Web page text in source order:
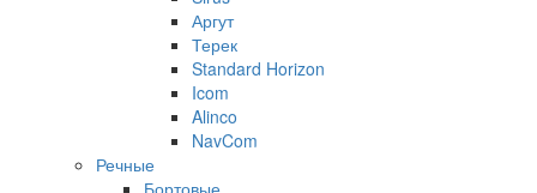
Аргут
Терек
Standard Horizon
Icom
Alinco
NavCom
Речные
Бортовые